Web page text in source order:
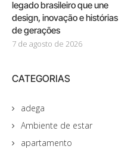
legado brasileiro que une
design, inovação e histórias
de gerações
7 de agosto de 2026
CATEGORIAS
adega
Ambiente de estar
apartamento